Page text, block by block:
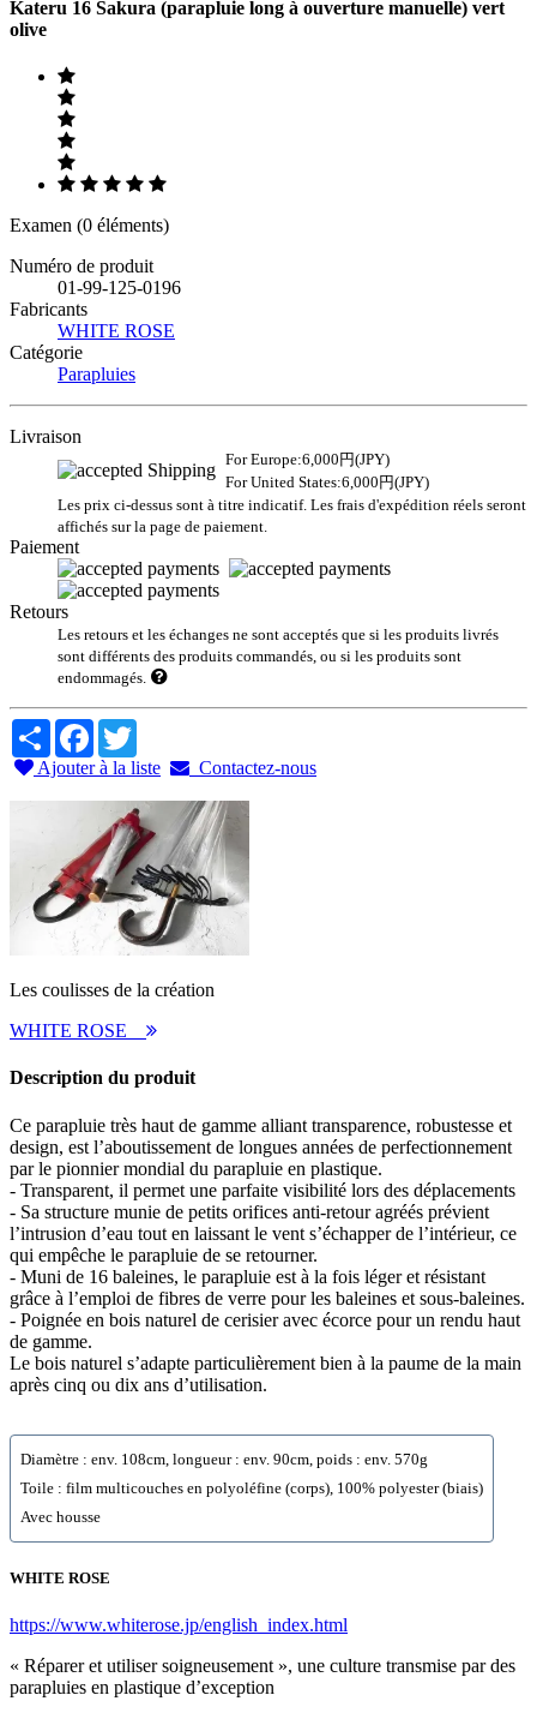
Kateru 16 Sakura (parapluie long à ouverture manuelle) vert
olive
Examen (0 éléments)
Numéro de produit
01-99-125-0196
Fabricants
WHITE ROSE
Catégorie
Parapluies
Livraison
For Europe:6,000円(JPY)
For United States:6,000円(JPY)
Les prix ci-dessus sont à titre indicatif. Les frais d'expédition réels seront
affichés sur la page de paiement.
Paiement
Retours
Les retours et les échanges ne sont acceptés que si les produits livrés
sont différents des produits commandés, ou si les produits sont
endommagés.
Share Facebook
Ajouter à la liste
Contactez-nous
Les coulisses de la création
WHITE ROSE
Description du produit
Ce parapluie très haut de gamme alliant transparence, robustesse et
design, est l’aboutissement de longues années de perfectionnement
par le pionnier mondial du parapluie en plastique.
- Transparent, il permet une parfaite visibilité lors des déplacements
- Sa structure munie de petits orifices anti-retour agréés prévient
l’intrusion d’eau tout en laissant le vent s’échapper de l’intérieur, ce
qui empêche le parapluie de se retourner.
- Muni de 16 baleines, le parapluie est à la fois léger et résistant
grâce à l’emploi de fibres de verre pour les baleines et sous-baleines.
- Poignée en bois naturel de cerisier avec écorce pour un rendu haut
de gamme.
Le bois naturel s’adapte particulièrement bien à la paume de la main
après cinq ou dix ans d’utilisation.
Diamètre : env. 108cm, longueur : env. 90cm, poids : env. 570g
Toile : film multicouches en polyoléfine (corps), 100% polyester (biais)
Avec housse
WHITE ROSE
https://www.whiterose.jp/english_index.html
« Réparer et utiliser soigneusement », une culture transmise par des
parapluies en plastique d’exception